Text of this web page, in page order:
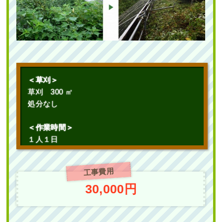
＜草刈＞
草刈 300 ㎡
処分なし
＜作業時間＞
１人１日
工事費用
30,000円